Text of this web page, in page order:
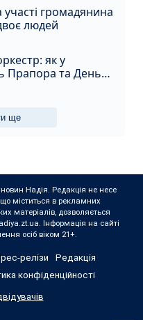
громадянина
людей
як у
Прапора та День
ще
Надія. Редакція не несе
що міститься в рекламних
матеріалів, дозволяється
Інформація на сайті
осіб віком 21+.
релізи
Редакція
конфіденційності